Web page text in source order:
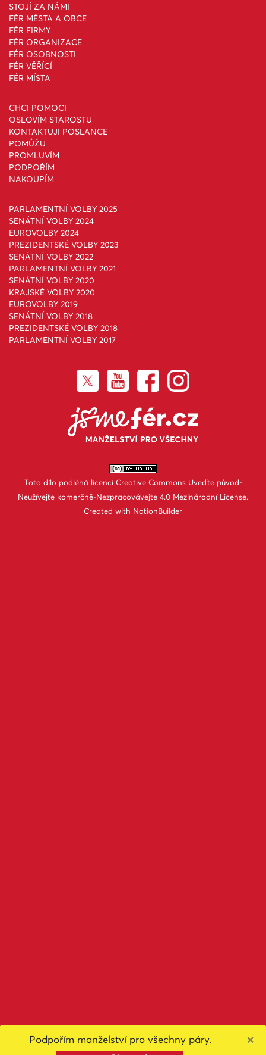
STOJÍ ZA NÁMI
FÉR MĚSTA A OBCE
FÉR FIRMY
FÉR ORGANIZACE
FÉR OSOBNOSTI
FÉR VĚŘÍCÍ
FÉR MÍSTA
CHCI POMOCI
OSLOVÍM STAROSTU
KONTAKTUJI POSLANCE
POMŮŽU
PROMLUVÍM
PODPOŘÍM
NAKOUPÍM
PARLAMENTNÍ VOLBY 2025
SENÁTNÍ VOLBY 2024
EUROVOLBY 2024
PREZIDENTSKÉ VOLBY 2023
SENÁTNÍ VOLBY 2022
PARLAMENTNÍ VOLBY 2021
SENÁTNÍ VOLBY 2020
KRAJSKÉ VOLBY 2020
EUROVOLBY 2019
SENÁTNÍ VOLBY 2018
PREZIDENTSKÉ VOLBY 2018
PARLAMENTNÍ VOLBY 2017
Toto dílo podléhá licenci Creative Commons Uveďte původ-
Neužívejte komerčně-Nezpracovávejte 4.0 Mezinárodní License.
Created with NationBuilder
Podpořím manželství pro všechny páry.
×